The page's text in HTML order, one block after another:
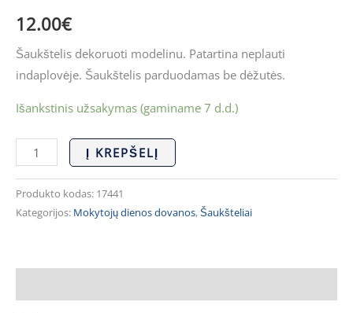
12.00€
Šaukštelis dekoruoti modelinu. Patartina neplauti
indaplovėje. Šaukštelis parduodamas be dėžutės.
Išankstinis užsakymas (gaminame 7 d.d.)
Į KREPŠELĮ
Produkto kodas: 17441
Kategorijos: Mokytojų dienos dovanos,Šaukšteliai